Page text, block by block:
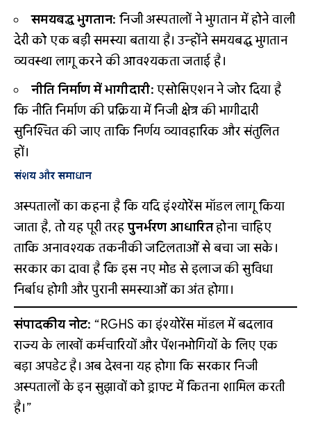
समयबद्ध भुगतान: निजी अस्पतालों ने भुगतान में होने वाली
देरी को एक बड़ी समस्या बताया है। उन्होंने समयबद्ध भुगतान
व्यवस्था लागू करने की आवश्यकता जताई है।
नीति निर्माण में भागीदारी: एसोसिएशन ने जोर दिया है
कि नीति निर्माण की प्रक्रिया में निजी क्षेत्र की भागीदारी
सुनिश्चित की जाए ताकि निर्णय व्यावहारिक और संतुलित
हों।
संशय और समाधान
अस्पतालों का कहना है कि यदि इंश्योरेंस मॉडल लागू किया
जाता है, तो यह पूरी तरहपुनर्भरण आधारितहोना चाहिए
ताकि अनावश्यक तकनीकी जटिलताओं से बचा जा सके।
सरकार का दावा है कि इस नए मोड से इलाज की सुविधा
निर्बाध होगी और पुरानी समस्याओं का अंत होगा।
संपादकीय नोट: “RGHS का इंश्योरेंस मॉडल में बदलाव
राज्य के लाखों कर्मचारियों और पेंशनभोगियों के लिए एक
बड़ा अपडेट है। अब देखना यह होगा कि सरकार निजी
अस्पतालों के इन सुझावों को ड्राफ्ट में कितना शामिल करती
है।”